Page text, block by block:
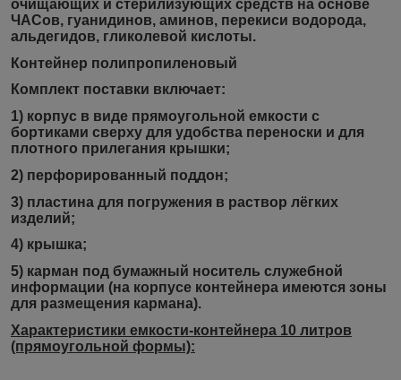
очищающих и стерилизующих средств на основе
ЧАСов, гуанидинов, аминов, перекиси водорода,
альдегидов, гликолевой кислоты.
Контейнер полипропиленовый
Комплект поставки включает:
1) корпус в виде прямоугольной емкости с
бортиками сверху для удобства переноски и для
плотного прилегания крышки;
2) перфорированный поддон;
3) пластина для погружения в раствор лёгких
изделий;
4) крышка;
5) карман под бумажный носитель служебной
информации (на корпусе контейнера имеются зоны
для размещения кармана).
Характеристики емкости-контейнера 10 литров
(прямоугольной формы):